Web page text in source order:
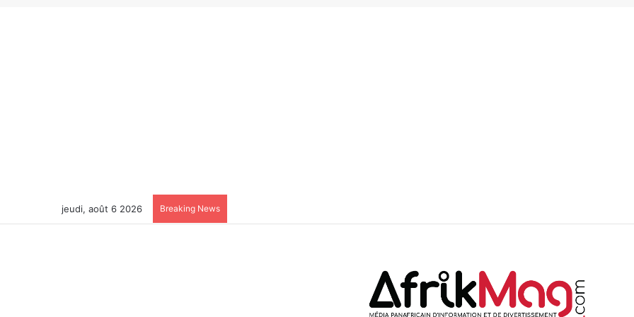
jeudi, août 6 2026 Breaking News